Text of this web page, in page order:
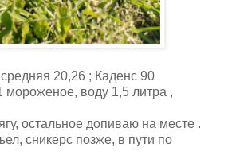
20,26 ; Каденс 90
мороженое, воду 1,5 литра ,
остальное допиваю на месте .
сникерс позже, в пути по